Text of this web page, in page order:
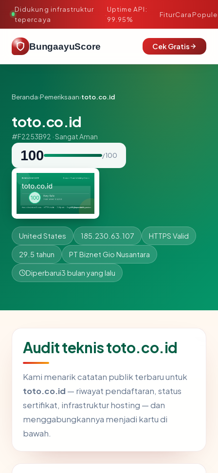
Didukung infrastruktur
tepercaya
·
Uptime API:
99.95%
FiturCara
BungaayuScore Cek Gratis
Beranda›Pemeriksaan›toto.co.id
toto.co.id
#F2253B92 · Sangat Aman
100 / 100
United States 185.230.63.107 HTTPS Valid
29.5 tahun PT Biznet Gio Nusantara
Diperbarui3 bulan yang lalu
Audit teknis toto.co.id
Kami menarik catatan publik terbaru untuk
toto.co.id — riwayat pendaftaran, status
sertifikat, infrastruktur hosting — dan
menggabungkannya menjadi kartu di
bawah.